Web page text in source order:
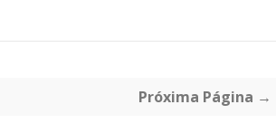
Próxima Página →